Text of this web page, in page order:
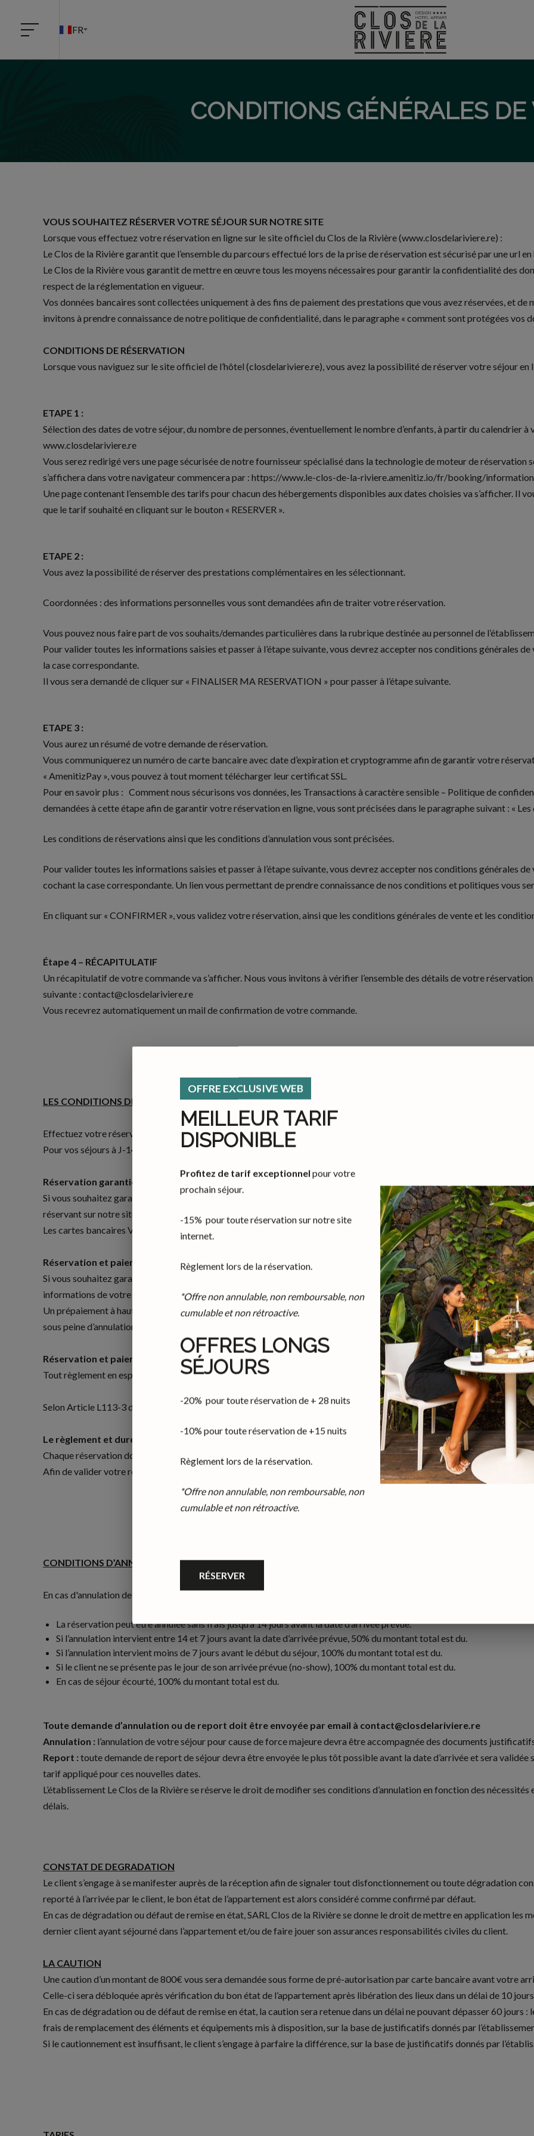
OFFRE EXCLUSIVE WEB
MEILLEUR TARIF
DISPONIBLE
Profitez de tarif exceptionnel pour votre
prochain séjour.
-15% pour toute réservation sur notre site
internet.
Règlement lors de la réservation.
*Offre non annulable, non remboursable, non
cumulable et non rétroactive.
OFFRES LONGS
SÉJOURS
-20% pour toute réservation de + 28 nuits
-10% pour toute réservation de +15 nuits
Règlement lors de la réservation.
*Offre non annulable, non remboursable, non
cumulable et non rétroactive.
RÉSERVER
FR
CONDITIONS GÉNÉRALES DE
VOUS SOUHAITEZ RÉSERVER VOTRE SÉJOUR SUR NOTRE SITE
Lorsque vous effectuez votre réservation en ligne sur le site officiel du Clos de la Rivière (www.closdelariviere.re) :
Le Clos de la Rivière garantit que l’ensemble du parcours effectué lors de la prise de réservation est sécurisé par une url
Le Clos de la Rivière vous garantit de mettre en œuvre tous les moyens nécessaires pour garantir la confidentialité des
respect de la réglementation en vigueur.
Vos données bancaires sont collectées uniquement à des fins de paiement des prestations que vous avez réservées, et de
invitons à prendre connaissance de notre politique de confidentialité, dans le paragraphe « comment sont protégées vos
CONDITIONS DE RÉSERVATION
Lorsque vous naviguez sur le site officiel de l’hôtel (closdelariviere.re), vous avez la possibilité de réserver votre séjour en
ETAPE 1 :
Sélection des dates de votre séjour, du nombre de personnes, éventuellement le nombre d’enfants, à partir du calendrier
www.closdelariviere.re
Vous serez redirigé vers une page sécurisée de notre fournisseur spécialisé dans la technologie de moteur de réservation
s’affichera dans votre navigateur commencera par : https://www.le-clos-de-la-riviere.amenitiz.io/fr/booking/
Une page contenant l’ensemble des tarifs pour chacun des hébergements disponibles aux dates choisies va s’afficher. Il
que le tarif souhaité en cliquant sur le bouton « RESERVER ».
ETAPE 2 :
Vous avez la possibilité de réserver des prestations complémentaires en les sélectionnant.
Coordonnées : des informations personnelles vous sont demandées afin de traiter votre réservation.
Vous pouvez nous faire part de vos souhaits/demandes particulières dans la rubrique destinée au personnel de
Pour valider toutes les informations saisies et passer à l’étape suivante, vous devrez accepter nos conditions générales
la case correspondante.
Il vous sera demandé de cliquer sur « FINALISER MA RESERVATION » pour passer à l’étape suivante.
ETAPE 3 :
Vous aurez un résumé de votre demande de réservation.
Vous communiquerez un numéro de carte bancaire avec date d’expiration et cryptogramme afin de garantir votre
« AmenitizPay », vous pouvez à tout moment télécharger leur certificat SSL.
Pour en savoir plus : Comment nous sécurisons vos données, les Transactions à caractère sensible – Politique de
demandées à cette étape afin de garantir votre réservation en ligne, vous sont précisées dans le paragraphe suivant : «
Les conditions de réservations ainsi que les conditions d’annulation vous sont précisées.
Pour valider toutes les informations saisies et passer à l’étape suivante, vous devrez accepter nos conditions générales
cochant la case correspondante. Un lien vous permettant de prendre connaissance de nos conditions et politiques vous
En cliquant sur « CONFIRMER », vous validez votre réservation, ainsi que les conditions générales de vente et les
Étape 4 – RÉCAPITULATIF
Un récapitulatif de votre commande va s’afficher. Nous vous invitons à vérifier l’ensemble des détails de votre réservation
suivante : contact@closdelariviere.re
Vous recevrez automatiquement un mail de confirmation de votre commande.
LES CONDITIONS DE RÈGLEMENT
Effectuez votre réservation sur notre site Internet afin de bénéficier du
d’un règlement sécurisé
Pour vos séjours à J-14, le règlement par carte bancaire reste le moyen le plus rapide de garantir votre réservation.
Réservation garantie par carte bancaire
Si vous souhaitez garantir votre réservation par carte bancaire il vous sera demandé sur notre site de renseigner les
réservant sur notre site web, vos informations bancaires sont sécurisées et cryptées grâce à notre système Amenitiz Pay.
Les cartes bancaires VISA, MASTERCARD et AMERICAN EXPRESS sont acceptées.
Réservation et paiement par virement
Si vous souhaitez garantir votre réservation par virement bancaire, nous vous invitons à nous envoyer votre demande
informations de votre virement.
Un prépaiement à hauteur de 100% du montant total de la prestation réservée devra être crédité sur notre compte
sous peine d’annulation de celui-ci.
Réservation et paiement en espèces
Tout règlement en espèces doit se faire sur place et pour une somme totale n’excédant pas 1000€.
Selon Article L113-3 du code de la consommation, leClos de la Rivière n’accepte pas de règlement par chèque pour
Le règlement et durée de séjour
Chaque réservation doit correspondre à un séjour de 3 nuits minimum et 89 nuits maximum.
Afin de valider votre réservation, le règlement du montant total vous sera demandé afin de garantir votre séjour.
CONDITIONS D’ANNULATION ET DE REPORT
En cas d'annulation de la réservation, des frais seront retenus en fonction du délai entre les dates d'annulation :
La réservation peut être annulée sans frais jusqu’à 14 jours avant la date d’arrivée prévue.
Si l’annulation intervient entre 14 et 7 jours avant la date d’arrivée prévue, 50% du montant total est du.
Si l’annulation intervient moins de 7 jours avant le début du séjour, 100% du montant total est du.
Si le client ne se présente pas le jour de son arrivée prévue (no-show), 100% du montant total est du.
En cas de séjour écourté, 100% du montant total est du.
Toute demande d’annulation ou de report doit être envoyée par email à contact@closdelariviere.re
Annulation : l’annulation de votre séjour pour cause de force majeure devra être accompagnée des documents
Report : toute demande de report de séjour devra être envoyée le plus tôt possible avant la date d’arrivée et sera
tarif appliqué pour ces nouvelles dates.
L’établissement Le Clos de la Rivière se réserve le droit de modifier ses conditions d’annulation en fonction des nécessités
délais.
CONSTAT DE DEGRADATION
Le client s’engage à se manifester auprès de la réception afin de signaler tout disfonctionnement ou toute dégradation
reporté à l’arrivée par le client, le bon état de l’appartement est alors considéré comme confirmé par défaut.
En cas de dégradation ou défaut de remise en état, SARL Clos de la Rivière se donne le droit de mettre en application les
dernier client ayant séjourné dans l’appartement et/ou de faire jouer son assurances responsabilités civiles du client.
LA CAUTION
Une caution d’un montant de 800€ vous sera demandée sous forme de pré-autorisation par carte bancaire avant votre
Celle-ci sera débloquée après vérification du bon état de l’appartement après libération des lieux dans un délai de 10
En cas de dégradation ou de défaut de remise en état, la caution sera retenue dans un délai ne pouvant dépasser 60 jours :
frais de remplacement des éléments et équipements mis à disposition, sur la base de justificatifs donnés par
Si le cautionnement est insuffisant, le client s’engage à parfaire la différence, sur la base de justificatifs donnés par